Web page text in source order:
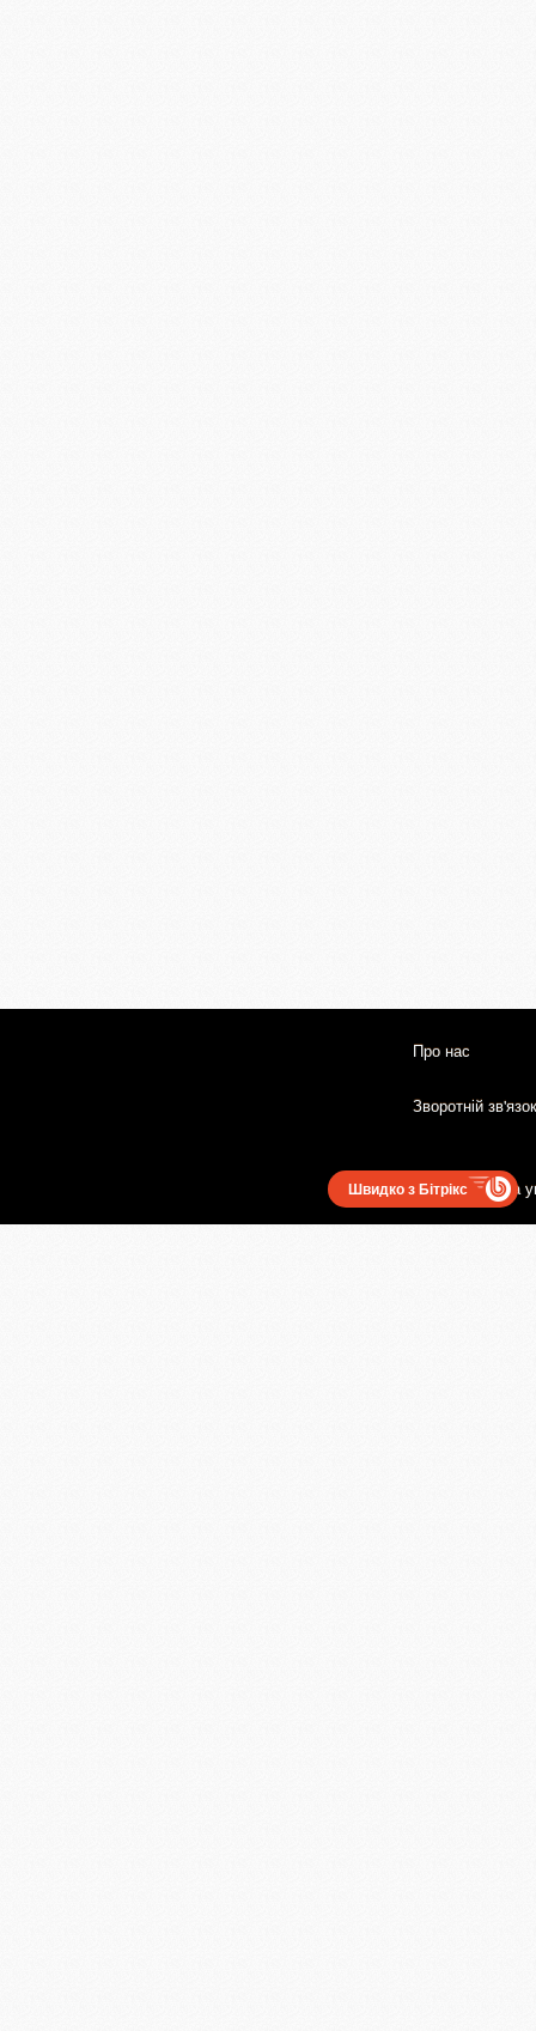
Про нас
Зворотній зв'язок
Користувацька
Швидко з Бітрікс